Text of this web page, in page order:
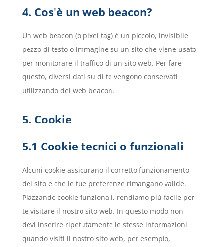
4. Cos'è un web beacon?
Un web beacon (o pixel tag) è un piccolo, invisibile
pezzo di testo o immagine su un sito che viene usato
per monitorare il traffico di un sito web. Per fare
questo, diversi dati su di te vengono conservati
utilizzando dei web beacon.
5. Cookie
5.1 Cookie tecnici o funzionali
Alcuni cookie assicurano il corretto funzionamento
del sito e che le tue preferenze rimangano valide.
Piazzando cookie funzionali, rendiamo più facile per
te visitare il nostro sito web. In questo modo non
devi inserire ripetutamente le stesse informazioni
quando visiti il nostro sito web, per esempio,